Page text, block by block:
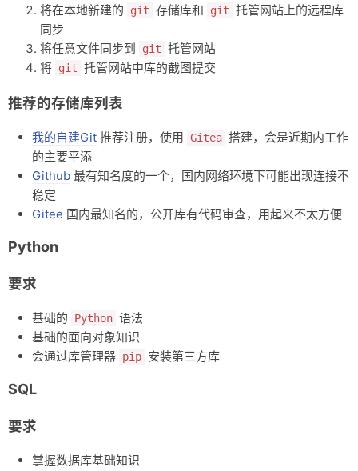
将在本地新建的
git 存储库和 git 托管网站上的远程库
同步
将任意文件同步到
git 托管网站
将 git 托管网站中库的截图提交
推荐的存储库列表
我的自建Git 推荐注册，使用 Gitea 搭建，会是近期内工作
的主要平添
Github 最有知名度的一个，国内网络环境下可能出现连接不
稳定
Gitee 国内最知名的，公开库有代码审查，用起来不太方便
Python
要求
基础的 Python 语法
基础的面向对象知识
会通过库管理器 pip 安装第三方库
SQL
要求
掌握数据库基础知识